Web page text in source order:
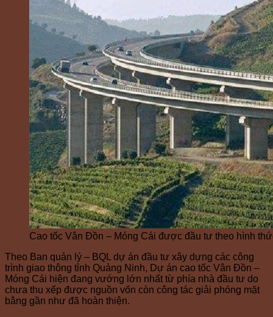
Cao tốc Vân Đồn – Móng Cái được đầu tư theo hình
Theo Ban quản lý – BQL dự án đầu tư xây dựng các công
trình giao thông tỉnh Quảng Ninh, Dự án cao tốc Vân Đồn –
Móng Cái hiện đang vướng lớn nhất từ phía nhà đầu tư do
chưa thu xếp được nguồn vốn còn công tác giải phóng mặt
bằng gần như đã hoàn thiện.